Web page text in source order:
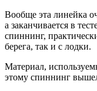
Вообще эта линейка
а заканчивается в
спиннинг,
берега, так и с лодки.
Материал,
этому спиннинг